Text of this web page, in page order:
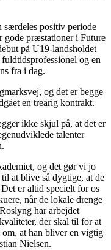
særdeles positiv periode
gode præstationer i Future
på U19-landsholdet
og en
fra i dag.
og det er begge
en treårig kontrakt.
ikke skjul på, at det er
talenter
og det gør vi jo
at blive så dygtige, at de
er altid specielt for os
når de lokale drenge
har arbejdet
der skal til for at
at han bliver en vigtig
Nielsen.